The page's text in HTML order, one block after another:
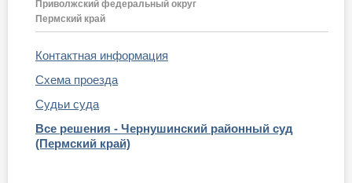
Приволжский федеральный округ
Пермский край
Контактная информация
Схема проезда
Судьи суда
Все решения - Чернушинский районный суд
(Пермский край)